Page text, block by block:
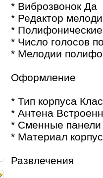
* Виброзвонок Да
* Редактор
*
* Число голосов
* Мелодии
Оформление
* Тип корпуса
* Антена
* Сменные панели
* Материал
Развлечения